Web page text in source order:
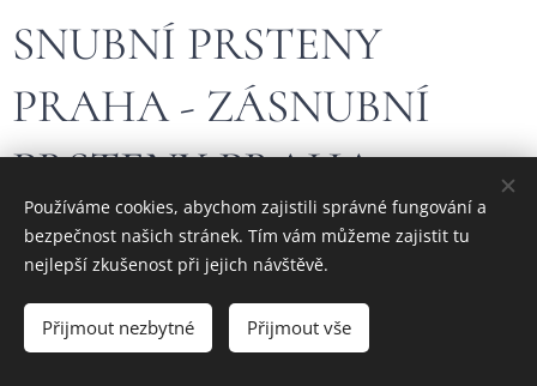
SNUBNÍ PRSTENY
PRAHA - ZÁSNUBNÍ
PRSTENY PRAHA
Hledáte krásný, jedinečný nebo originální zlatý šperk?
Navštivte stránky našehorodinného českého zlatnictví - České
zlatnictví Jelíneka vyberte si ten pravý.
Používáme cookies, abychom zajistili správné fungování a
bezpečnost našich stránek. Tím vám můžeme zajistit tu
nejlepší zkušenost při jejich návštěvě.
Přijmout nezbytné Přijmout vše